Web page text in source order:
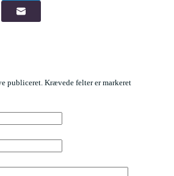
publiceret. Krævede felter er markeret